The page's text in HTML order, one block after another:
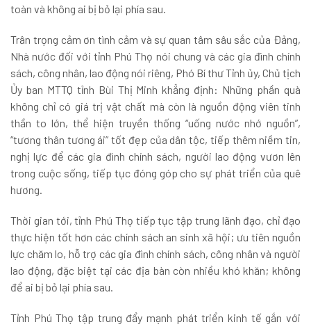
toàn và không ai bị bỏ lại phía sau.
Trân trọng cảm ơn tình cảm và sự quan tâm sâu sắc của Đảng,
Nhà nước đối với tỉnh Phú Thọ nói chung và các gia đình chính
sách, công nhân, lao động nói riêng, Phó Bí thư Tỉnh ủy, Chủ tịch
Ủy ban MTTQ tỉnh Bùi Thị Minh khẳng định: Những phần quà
không chỉ có giá trị vật chất mà còn là nguồn động viên tinh
thần to lớn, thể hiện truyền thống “uống nước nhớ nguồn”,
“tương thân tương ái” tốt đẹp của dân tộc, tiếp thêm niềm tin,
nghị lực để các gia đình chính sách, người lao động vươn lên
trong cuộc sống, tiếp tục đóng góp cho sự phát triển của quê
hương.
Thời gian tới, tỉnh Phú Thọ tiếp tục tập trung lãnh đạo, chỉ đạo
thực hiện tốt hơn các chính sách an sinh xã hội; ưu tiên nguồn
lực chăm lo, hỗ trợ các gia đình chính sách, công nhân và người
lao động, đặc biệt tại các địa bàn còn nhiều khó khăn; không
để ai bị bỏ lại phía sau.
Tỉnh Phú Thọ tập trung đẩy mạnh phát triển kinh tế gắn với